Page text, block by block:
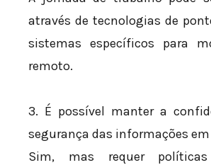
através de tecnologias de
sistemas específicos para
remoto.
3. É possível manter a
segurança das informações
Sim, mas requer